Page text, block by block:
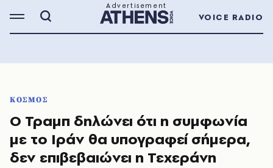
VOICE RADIO
ΚΟΣΜΟΣ
Ο Τραμπ δηλώνει ότι η συμφωνία
με το Ιράν θα υπογραφεί σήμερα,
δεν επιβεβαιώνει η Τεχεράνη